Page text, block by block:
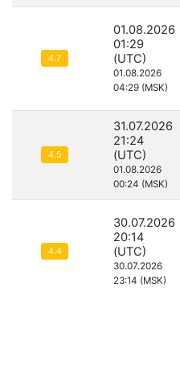
4.7
01.08.2026
01:29
(UTC)
01.08.2026
04:29 (MSK)
4.5
31.07.2026
21:24
(UTC)
01.08.2026
00:24 (MSK)
4.4
30.07.2026
20:14
(UTC)
30.07.2026
23:14 (MSK)